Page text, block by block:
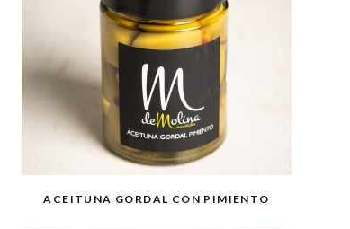
ACEITUNA GORDAL CON PIMIENTO